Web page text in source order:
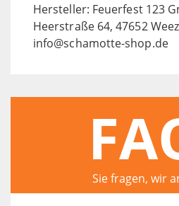
Hersteller: Feuerfest 123
Heerstraße 64, 47652
info@schamotte-shop.de
Sie fragen, wir